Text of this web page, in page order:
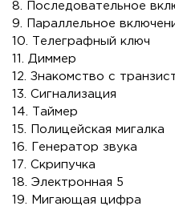
8. Последовательное
9. Параллельное
10. Телеграфный ключ
11. Диммер
12. Знакомство с
13. Сигнализация
14. Таймер
15. Полицейская мигалка
16. Генератор звука
17. Скрипучка
18. Электронная 5
19. Мигающая цифра